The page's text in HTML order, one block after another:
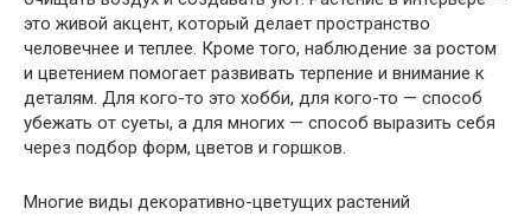
это живой акцент, который делает пространство
человечнее и теплее. Кроме того, наблюдение за ростом
и цветением помогает развивать терпение и внимание к
деталям. Для кого-то это хобби, для кого-то — способ
убежать от суеты, а для многих — способ выразить себя
через подбор форм, цветов и горшков.
Многие виды декоративно-цветущих растений